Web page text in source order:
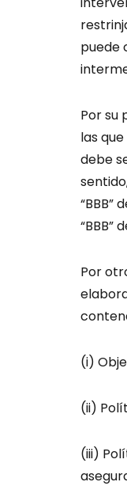
puede
Por su
las
debe
“BBB”
“BBB”
Por
(i)
(ii)
(iii)